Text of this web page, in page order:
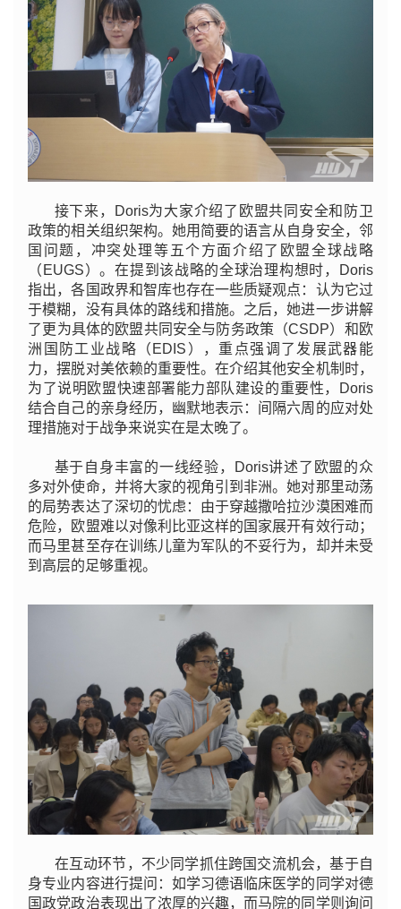
接下来，Doris为大家介绍了欧盟共同安全和防卫
政策的相关组织架构。她用简要的语言从自身安全，邻
国问题，冲突处理等五个方面介绍了欧盟全球战略
（EUGS）。在提到该战略的全球治理构想时，Doris
指出，各国政界和智库也存在一些质疑观点：认为它过
于模糊，没有具体的路线和措施。之后，她进一步讲解
了更为具体的欧盟共同安全与防务政策（CSDP）和欧
洲国防工业战略（EDIS），重点强调了发展武器能
力，摆脱对美依赖的重要性。在介绍其他安全机制时，
为了说明欧盟快速部署能力部队建设的重要性，Doris
结合自己的亲身经历，幽默地表示：间隔六周的应对处
理措施对于战争来说实在是太晚了。
基于自身丰富的一线经验，Doris讲述了欧盟的众
多对外使命，并将大家的视角引到非洲。她对那里动荡
的局势表达了深切的忧虑：由于穿越撒哈拉沙漠困难而
危险，欧盟难以对像利比亚这样的国家展开有效行动；
而马里甚至存在训练儿童为军队的不妥行为，却并未受
到高层的足够重视。
在互动环节，不少同学抓住跨国交流机会，基于自
身专业内容进行提问：如学习德语临床医学的同学对德
国政党政治表现出了浓厚的兴趣，而马院的同学则询问